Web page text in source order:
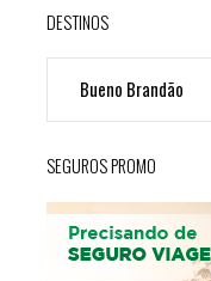
em
DESTINOS
SEGUROS PROMO